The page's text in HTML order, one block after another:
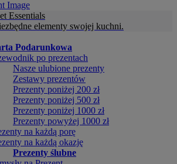
Essentials
elementy swojej kuchni.
Podarunkowa
po prezentach
Nasze ulubione prezenty
Zestawy prezentów
Prezenty poniżej 200 zł
Prezenty poniżej 500 zł
Prezenty poniżej 1000 zł
Prezenty powyżej 1000 zł
na każdą porę
na każdą okazję
Prezenty ślubne